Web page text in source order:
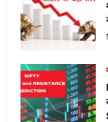
ऐसे
चेक
करें
स्टेटस
और
जानें
लेटेस्ट
GMP,